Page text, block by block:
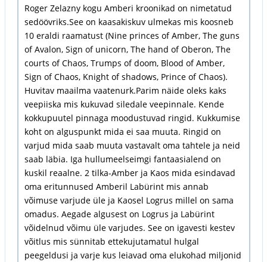
Roger Zelazny kogu Amberi kroonikad on nimetatud
sedöövriks.See on kaasakiskuv ulmekas mis koosneb
10 eraldi raamatust (Nine princes of Amber, The guns
of Avalon, Sign of unicorn, The hand of Oberon, The
courts of Chaos, Trumps of doom, Blood of Amber,
Sign of Chaos, Knight of shadows, Prince of Chaos).
Huvitav maailma vaatenurk.Parim näide oleks kaks
veepiiska mis kukuvad siledale veepinnale. Kende
kokkupuutel pinnaga moodustuvad ringid. Kukkumise
koht on alguspunkt mida ei saa muuta. Ringid on
varjud mida saab muuta vastavalt oma tahtele ja neid
saab läbia. Iga hullumeelseimgi fantaasialend on
kuskil reaalne. 2 tilka-Amber ja Kaos mida esindavad
oma eritunnused Amberil Labürint mis annab
võimuse varjude üle ja Kaosel Logrus millel on sama
omadus. Aegade algusest on Logrus ja Labürint
võidelnud võimu üle varjudes. See on igavesti kestev
võitlus mis sünnitab ettekujutamatul hulgal
peegeldusi ja varje kus leiavad oma elukohad miljonid